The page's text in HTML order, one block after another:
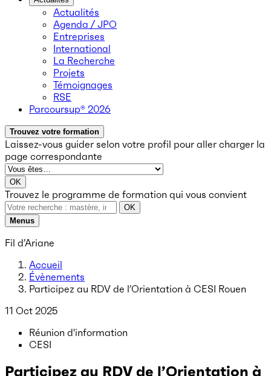
Actualités
Agenda / JPO
Entreprises
International
La Recherche
Projets
Témoignages
RSE
Parcoursup® 2026
Trouvez votre formation
Laissez-vous guider selon votre profil pour aller charger la
page correspondante
OK
Trouvez le programme de formation qui vous convient
OK
Menus
Fil d’Ariane
Accueil
Évènements
Participez au RDV de l’Orientation à CESI Rouen
11 Oct 2025
Réunion d'information
CESI
Participez au RDV de l’Orientation à